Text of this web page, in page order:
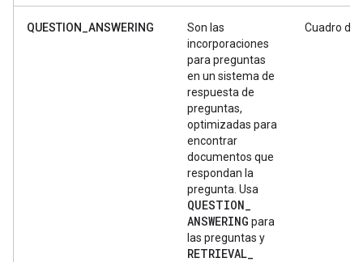
QUESTION_ANSWERING
Son las
incorporaciones
para preguntas
en un sistema de
respuesta de
preguntas,
optimizadas para
encontrar
documentos que
respondan la
pregunta. Usa
QUESTION_
ANSWERING para
las preguntas y
RETRIEVAL_
Cuadro de